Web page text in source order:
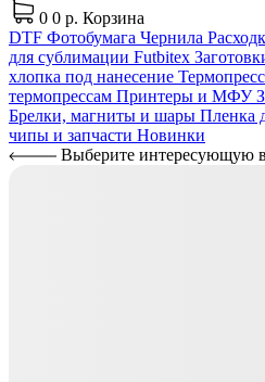
0 0 р. Корзина
DTF Фотобумага Чернила
для сублимации Futbitex
хлопка под нанесение
термопрессам Принтеры и МФУ
Брелки, магниты и шары Пленка
чипы и запчасти Новинки
Выберите интересующую